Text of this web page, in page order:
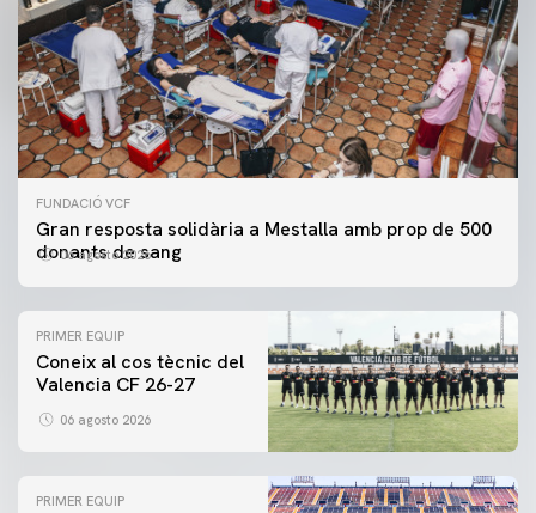
FUNDACIÓ VCF
Gran resposta solidària a Mestalla amb prop de 500
donants de sang
06 agosto 2026
PRIMER EQUIP
Coneix al cos tècnic del
Valencia CF 26-27
06 agosto 2026
PRIMER EQUIP